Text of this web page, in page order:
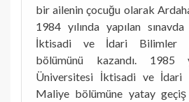
bir ailenin çocuğu olarak
1984 yılında yapılan
İktisadi ve İdari Bilimler
bölümünü kazandı. 1985
Üniversitesi İktisadi ve İdari
Maliye bölümüne yatay geçiş